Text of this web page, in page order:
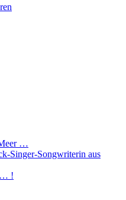
…
Singer-Songwriterin aus
… !